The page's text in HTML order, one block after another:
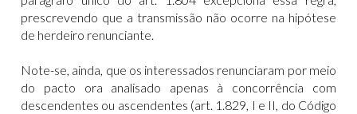
prescrevendo que a transmissão não ocorre na hipótese
de herdeiro renunciante.
Note-se, ainda, que os interessados renunciaram por meio
do pacto ora analisado apenas à concorrência com
descendentes ou ascendentes (art. 1.829, I e II, do Código